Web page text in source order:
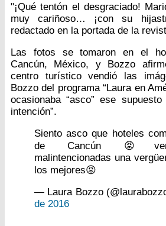
"¡Qué tentón el desgraciado!
muy cariñoso… ¡con su
redactado en la portada de la
Las fotos se tomaron en el
Cancún, México, y Bozzo
centro turístico vendió las
Bozzo del programa “Laura en
ocasionaba “asco” ese
intención”.
Siento asco que hoteles
de Cancún
malintencionadas una
los mejores😡
— Laura Bozzo
de 2016